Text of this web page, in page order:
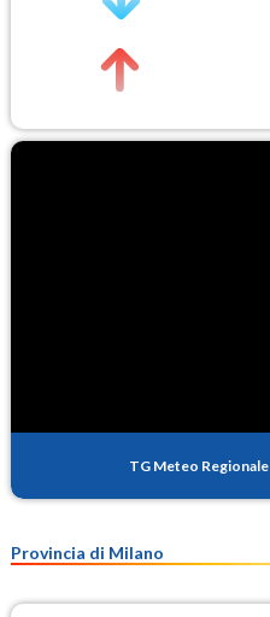
TG Meteo Regionale
Provincia di Milano